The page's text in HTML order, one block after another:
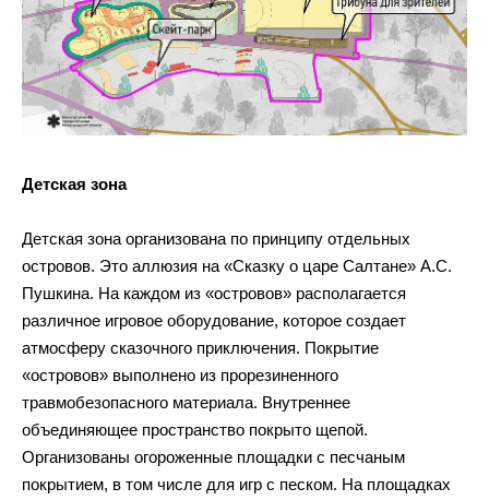
Детская зона
Детская зона организована по принципу отдельных
островов. Это аллюзия на «Сказку о царе Салтане» А.С.
Пушкина. На каждом из «островов» располагается
различное игровое оборудование, которое создает
атмосферу сказочного приключения. Покрытие
«островов» выполнено из прорезиненного
травмобезопасного материала. Внутреннее
объединяющее пространство покрыто щепой.
Организованы огороженные площадки с песчаным
покрытием, в том числе для игр с песком. На площадках